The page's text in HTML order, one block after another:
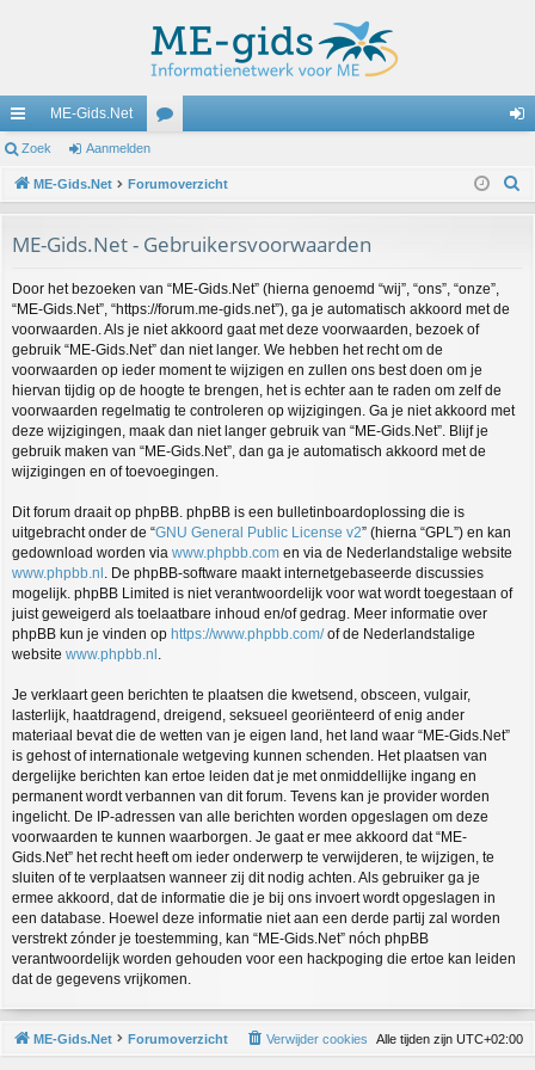
ne
lle
ks
ME-Gids.Net
u
s
m
Zoek Aanmelden
ME-Gids.Net Forumoverzicht
ME-Gids.Net - Gebruikersvoorwaarden
Door het bezoeken van “ME-Gids.Net” (hierna genoemd “wij”, “ons”, “onze”,
“ME-Gids.Net”, “https://forum.me-gids.net”), ga je automatisch akkoord met de
voorwaarden. Als je niet akkoord gaat met deze voorwaarden, bezoek of
gebruik “ME-Gids.Net” dan niet langer. We hebben het recht om de
voorwaarden op ieder moment te wijzigen en zullen ons best doen om je
hiervan tijdig op de hoogte te brengen, het is echter aan te raden om zelf de
voorwaarden regelmatig te controleren op wijzigingen. Ga je niet akkoord met
deze wijzigingen, maak dan niet langer gebruik van “ME-Gids.Net”. Blijf je
gebruik maken van “ME-Gids.Net”, dan ga je automatisch akkoord met de
wijzigingen en of toevoegingen.
Dit forum draait op phpBB. phpBB is een bulletinboardoplossing die is
uitgebracht onder de “GNU General Public License v2” (hierna “GPL”) en kan
gedownload worden via www.phpbb.com en via de Nederlandstalige website
www.phpbb.nl . De phpBB-software maakt internetgebaseerde discussies
mogelijk. phpBB Limited is niet verantwoordelijk voor wat wordt toegestaan of
juist geweigerd als toelaatbare inhoud en/of gedrag. Meer informatie over
phpBB kun je vinden op https://www.phpbb.com/of de Nederlandstalige
website www.phpbb.nl
Je verklaart geen berichten te plaatsen die kwetsend, obsceen, vulgair,
lasterlijk, haatdragend, dreigend, seksueel georiënteerd of enig ander
materiaal bevat die de wetten van je eigen land, het land waar “ME-Gids.Net”
is gehost of internationale wetgeving kunnen schenden. Het plaatsen van
dergelijke berichten kan ertoe leiden dat je met onmiddellijke ingang en
permanent wordt verbannen van dit forum. Tevens kan je provider worden
ingelicht. De IP-adressen van alle berichten worden opgeslagen om deze
voorwaarden te kunnen waarborgen. Je gaat er mee akkoord dat “ME-
Gids.Net” het recht heeft om ieder onderwerp te verwijderen, te wijzigen, te
sluiten of te verplaatsen wanneer zij dit nodig achten. Als gebruiker ga je
ermee akkoord, dat de informatie die je bij ons invoert wordt opgeslagen in
een database. Hoewel deze informatie niet aan een derde partij zal worden
verstrekt zónder je toestemming, kan “ME-Gids.Net” nóch phpBB
verantwoordelijk worden gehouden voor een hackpoging die ertoe kan leiden
dat de gegevens vrijkomen.
ME-Gids.Net Forumoverzicht Alle tijden zijn UTC+02:00
Verwijder cookies